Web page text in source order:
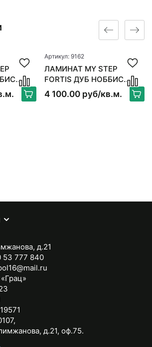
Артикул: 9162
ЛАМИНАТ MY STEP
FORTIS ДУБ НОББИС
MS612
4 100.00 руб/кв.м.
д.21
53 777 840
д.21, оф.75.